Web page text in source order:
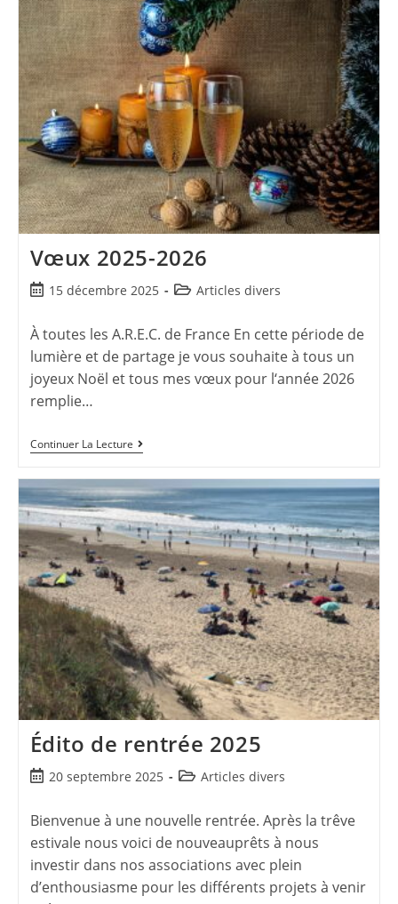
Vœux 2025-2026
15 décembre 2025 Articles divers
À toutes les A.R.E.C. de France En cette période de
lumière et de partage je vous souhaite à tous un
joyeux Noël et tous mes vœux pour l‘année 2026
remplie…
Continuer La Lecture
Édito de rentrée 2025
20 septembre 2025 Articles divers
Bienvenue à une nouvelle rentrée. Après la trêve
estivale nous voici de nouveauprêts à nous
investir dans nos associations avec plein
d’enthousiasme pour les différents projets à venir